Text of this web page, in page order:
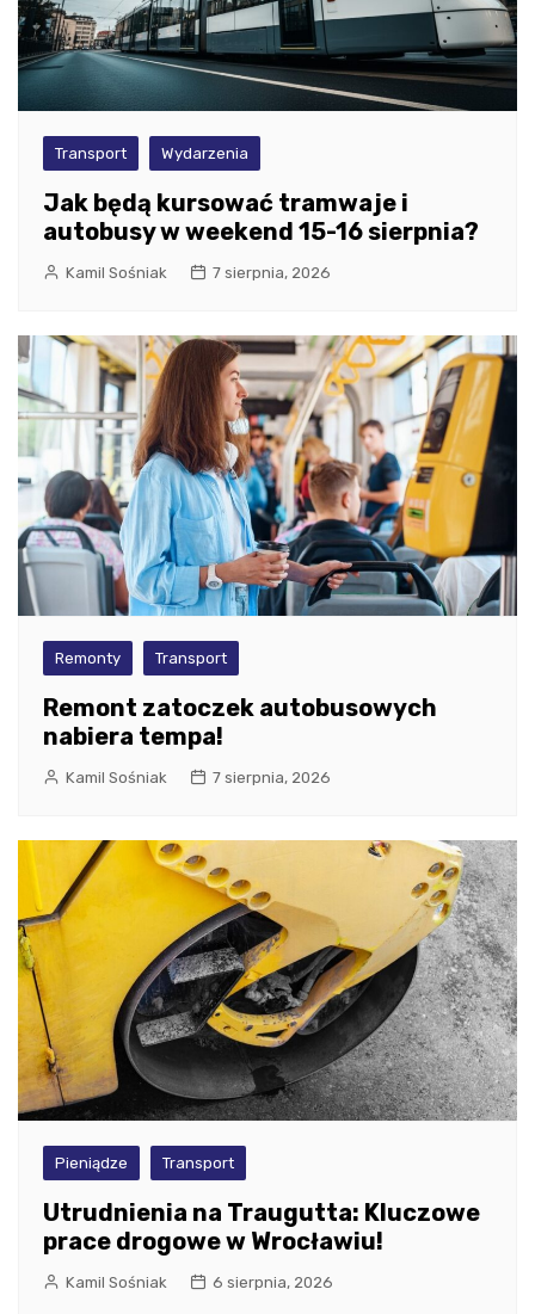
Transport Wydarzenia
Jak będą kursować tramwaje i
autobusy w weekend 15-16 sierpnia?
Kamil Sośniak 7 sierpnia, 2026
Remonty Transport
Remont zatoczek autobusowych
nabiera tempa!
Kamil Sośniak 7 sierpnia, 2026
Pieniądze Transport
Utrudnienia na Traugutta: Kluczowe
prace drogowe w Wrocławiu!
Kamil Sośniak 6 sierpnia, 2026